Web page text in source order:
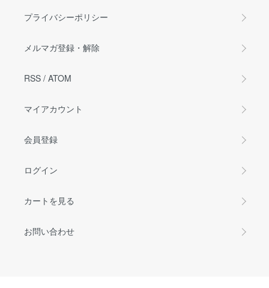
プライバシーポリシー
メルマガ登録・解除
RSS / ATOM
マイアカウント
会員登録
ログイン
カートを見る
お問い合わせ